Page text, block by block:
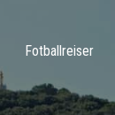
Fotballreiser